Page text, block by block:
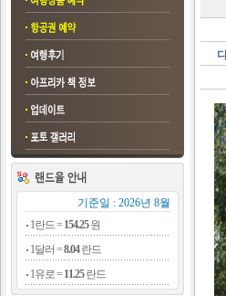
기준일 : 2026년 8월
1란드 = 154.25원
1달러 =8.04란드
1유로 = 11.25란드